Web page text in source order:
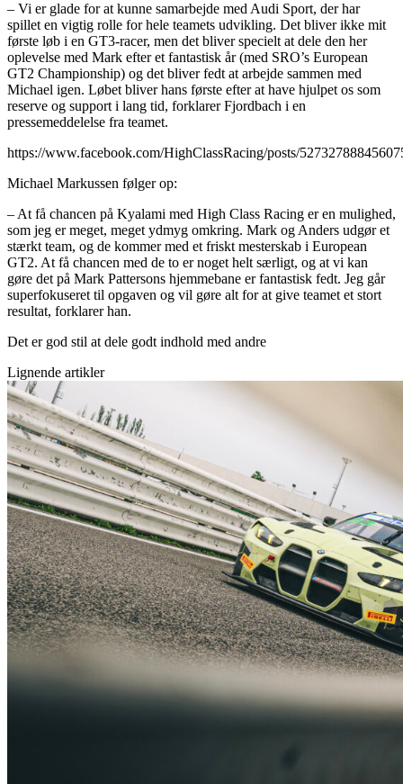
– Vi er glade for at kunne samarbejde med Audi Sport, der har
spillet en vigtig rolle for hele teamets udvikling. Det bliver ikke mit
første løb i en GT3-racer, men det bliver specielt at dele den her
oplevelse med Mark efter et fantastisk år (med SRO’s European
GT2 Championship) og det bliver fedt at arbejde sammen med
Michael igen. Løbet bliver hans første efter at have hjulpet os som
reserve og support i lang tid, forklarer Fjordbach i en
pressemeddelelse fra teamet.
https://www.facebook.com/HighClassRacing/posts/
Michael Markussen følger op:
– At få chancen på Kyalami med High Class Racing er en mulighed,
som jeg er meget, meget ydmyg omkring. Mark og Anders udgør et
stærkt team, og de kommer med et friskt mesterskab i European
GT2. At få chancen med de to er noget helt særligt, og at vi kan
gøre det på Mark Pattersons hjemmebane er fantastisk fedt. Jeg går
superfokuseret til opgaven og vil gøre alt for at give teamet et stort
resultat, forklarer han.
Det er god stil at dele godt indhold med andre
Lignende artikler